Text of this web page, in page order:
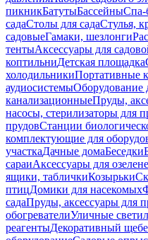
пикникБатутыБассейныСпа-
садаСтолы для садаСтулья,
садовыеГамаки, шезлонги
тентыАксессуары для
коптильниДетская площадка
холодильникиПортативные
аудиосистемыОборудование
канализационныеПруды,
насосы, стерилизаторы для
прудовСтанции
комплектующие для
участкаДачные домаБеседки
сараиАксессуары для
ящики, табличкиКозырьки
птицДомики для насекомых
садаПруды, аксессуары для
обогревателиУличные
реагентыДекоративный